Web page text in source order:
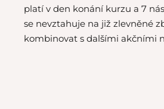
platí v den konání kurzu a 7
se nevztahuje na již zlevněné
kombinovat s dalšími akčními